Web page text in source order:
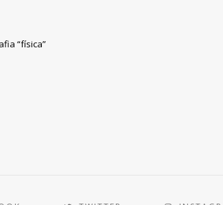
“física”